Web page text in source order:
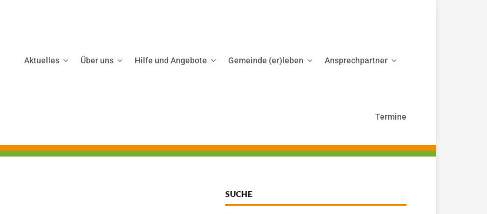
Aktuelles Über uns Hilfe und Angebote Gemeinde (er)leben Ansprechpartner
Termine
SUCHE